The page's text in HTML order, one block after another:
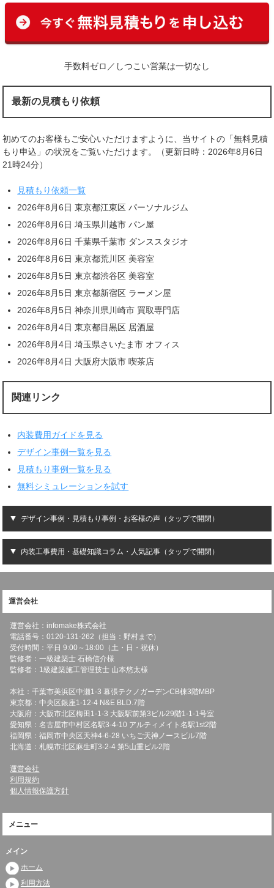
手数料ゼロ／しつこい営業は一切なし
最新の見積もり依頼
初めてのお客様もご安心いただけますように、当サイトの「無料見積
もり申込」の状況をご覧いただけます。（更新日時：2026年8月6日
21時24分）
見積もり依頼一覧
2026年8月6日 東京都江東区 パーソナルジム
2026年8月6日 埼玉県川越市 パン屋
2026年8月6日 千葉県千葉市 ダンススタジオ
2026年8月6日 東京都荒川区 美容室
2026年8月5日 東京都渋谷区 美容室
2026年8月5日 東京都新宿区 ラーメン屋
2026年8月5日 神奈川県川崎市 買取専門店
2026年8月4日 東京都目黒区 居酒屋
2026年8月4日 埼玉県さいたま市 オフィス
2026年8月4日 大阪府大阪市 喫茶店
関連リンク
内装費用ガイドを見る
デザイン事例一覧を見る
見積もり事例一覧を見る
無料シミュレーションを試す
デザイン事例・見積もり事例・お客様の声（タップで開閉）
内装工事費用・基礎知識コラム・人気記事（タップで開閉）
運営会社
運営会社：infomake株式会社
電話番号：0120-131-262（担当：野村まで）
受付時間：平日 9:00～18:00（土・日・祝休）
監修者：一級建築士 石橋信介様
監修者：1級建築施工管理技士 山本悠太様
本社：千葉市美浜区中瀬1-3 幕張テクノガーデンCB棟3階MBP
東京都：中央区銀座1-12-4 N&E BLD.7階
大阪府：大阪市北区梅田1-1-3 大阪駅前第3ビル29階1-1-1号室
愛知県：名古屋市中村区名駅3-4-10 アルティメイト名駅1st2階
福岡県：福岡市中央区天神4-6-28 いちご天神ノースビル7階
北海道：札幌市北区麻生町3-2-4 第5山重ビル2階
運営会社
利用規約
個人情報保護方針
メニュー
メイン
ホーム
利用方法